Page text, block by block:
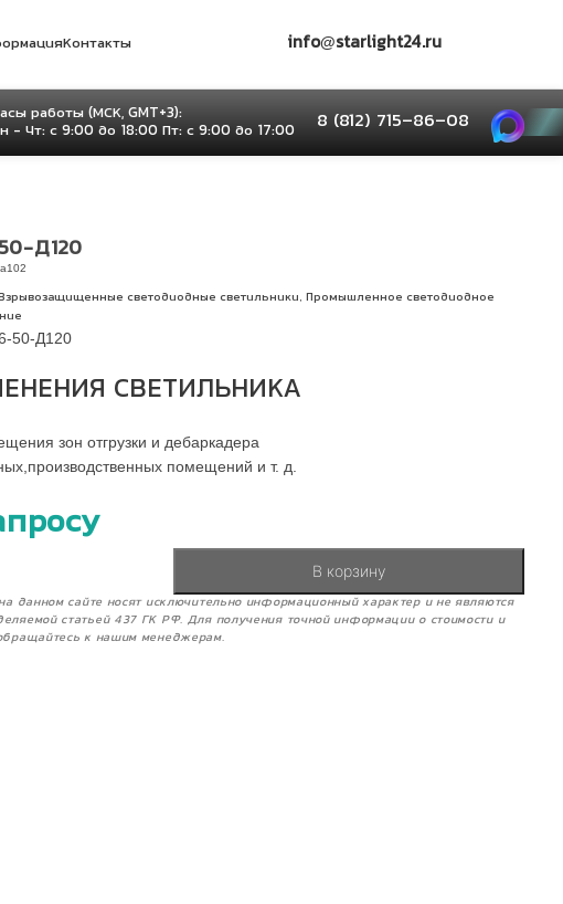
Контакты info@starlight24.ru
работы (МСК, GMT+3):
- Чт: с 9:00 до 18:00 Пт: с 9:00 до 17:00
8 (812) 715–86–08
Д120
Взрывозащищенные светодиодные светильники
Промышленное светодиодное
50-Д120
СВЕТИЛЬНИКА
зон отгрузки и дебаркадера
помещений и т. д.
В корзину
данном сайте носят исключительно информационный характер и не являются
статьей 437 ГК РФ. Для получения точной информации о стоимости и
к нашим менеджерам.